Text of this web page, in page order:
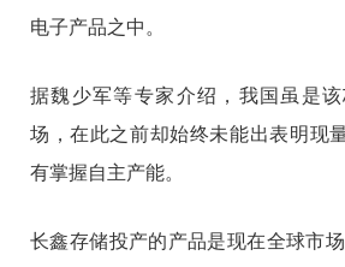
电子产品之中。
据魏少军等专家介绍，我国虽是
场，在此之前却始终未能出表明现
有掌握自主产能。
长鑫存储投产的产品是现在全球市